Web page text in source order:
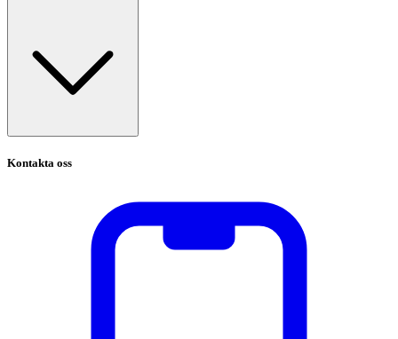
Kontakta oss